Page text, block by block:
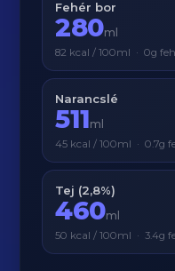
Fehér bor
280ml
82 kcal / 100ml · 0g
Narancslé
511ml
45 kcal / 100ml · 0.7g
Tej (2,8%)
460ml
50 kcal / 100ml · 3.4g